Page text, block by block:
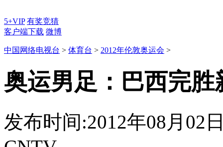
5+VIP 有奖竞猜
客户端下载 微博
中国网络电视台 > 体育台 > 2012年伦敦奥运会 >
奥运男足：巴西完
发布时间:2012年08月02